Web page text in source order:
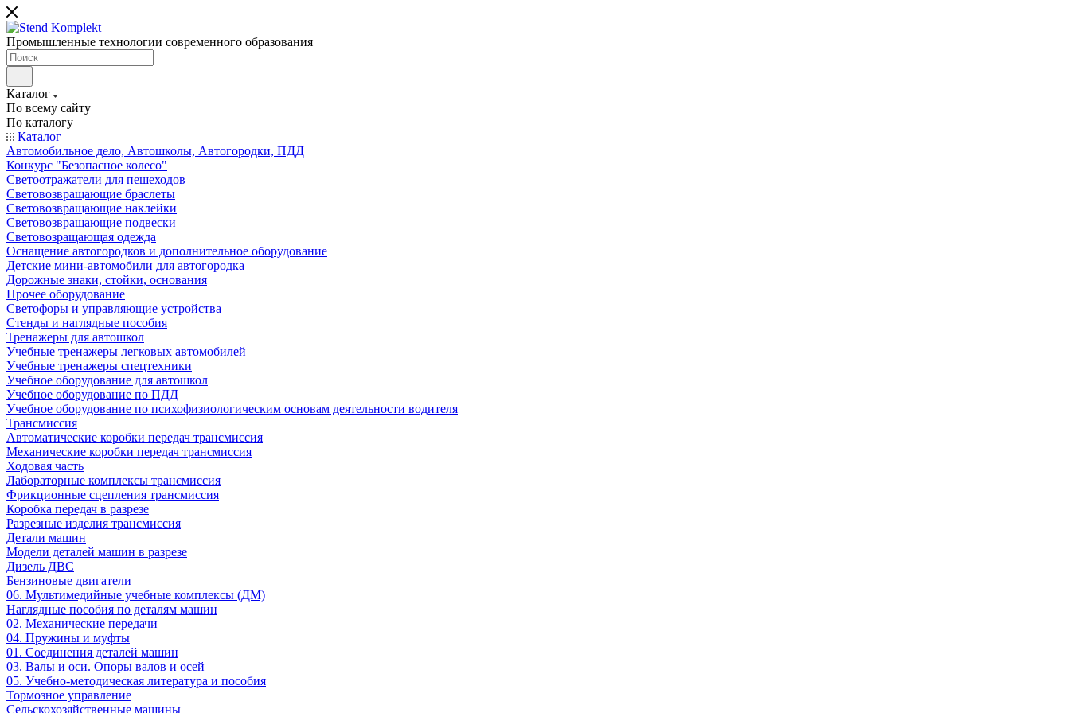
Промышленные технологии современного образования
Каталог
По всему сайту
По каталогу
Каталог
Автомобильное дело, Автошколы, Автогородки, ПДД
Конкурс "Безопасное колесо"
Светоотражатели для пешеходов
Световозвращающие браслеты
Световозвращающие наклейки
Световозвращающие подвески
Световозращающая одежда
Оснащение автогородков и дополнительное оборудование
Детские мини-автомобили для автогородка
Дорожные знаки, стойки, основания
Прочее оборудование
Светофоры и управляющие устройства
Стенды и наглядные пособия
Тренажеры для автошкол
Учебные тренажеры легковых автомобилей
Учебные тренажеры спецтехники
Учебное оборудование для автошкол
Учебное оборудование по ПДД
Учебное оборудование по психофизиологическим основам деятельности водителя
Трансмиссия
Автоматические коробки передач трансмиссия
Механические коробки передач трансмиссия
Ходовая часть
Лабораторные комплексы трансмиссия
Фрикционные сцепления трансмиссия
Коробка передач в разрезе
Разрезные изделия трансмиссия
Детали машин
Модели деталей машин в разрезе
Дизель ДВС
Бензиновые двигатели
06. Мультимедийные учебные комплексы (ДМ)
Наглядные пособия по деталям машин
02. Механические передачи
04. Пружины и муфты
01. Соединения деталей машин
03. Валы и оси. Опоры валов и осей
05. Учебно-методическая литература и пособия
Тормозное управление
Сельскохозяйственные машины